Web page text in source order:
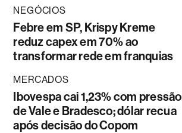
NEGÓCIOS
Febre em SP, Krispy Kreme
reduz capex em 70% ao
transformar rede em franquias
MERCADOS
Ibovespa cai 1,23% com pressão
de Vale e Bradesco; dólar recua
após decisão do Copom